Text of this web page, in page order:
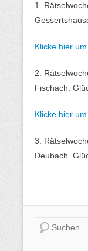
1.
Klicke hier
2.
Fischach.
Klicke hier
3.
Deubach.
Suche